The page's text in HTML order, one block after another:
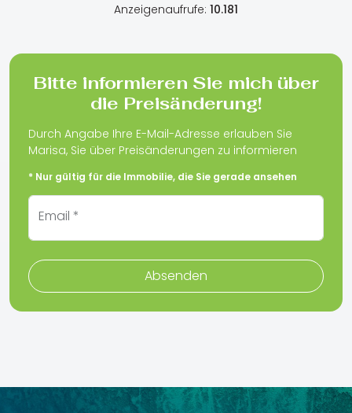
Anzeigenaufrufe: 10.181
Bitte informieren Sie mich über
die Preisänderung!
Durch Angabe Ihre E-Mail-Adresse erlauben Sie
Marisa, Sie über Preisänderungen zu informieren
* Nur gültig für die Immobilie, die Sie gerade ansehen
Email *
Absenden